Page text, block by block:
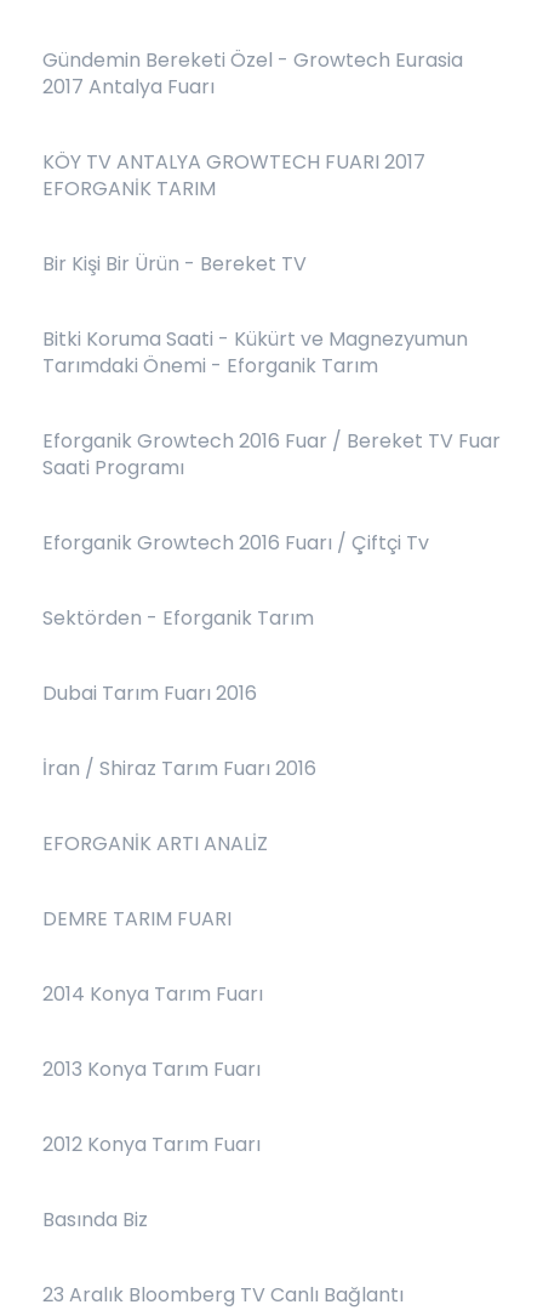
Gündemin Bereketi Özel - Growtech Eurasia
2017 Antalya Fuarı
KÖY TV ANTALYA GROWTECH FUARI 2017
EFORGANİK TARIM
Bir Kişi Bir Ürün - Bereket TV
Bitki Koruma Saati - Kükürt ve Magnezyumun
Tarımdaki Önemi - Eforganik Tarım
Eforganik Growtech 2016 Fuar / Bereket TV Fuar
Saati Programı
Eforganik Growtech 2016 Fuarı / Çiftçi Tv
Sektörden - Eforganik Tarım
Dubai Tarım Fuarı 2016
İran / Shiraz Tarım Fuarı 2016
EFORGANİK ARTI ANALİZ
DEMRE TARIM FUARI
2014 Konya Tarım Fuarı
2013 Konya Tarım Fuarı
2012 Konya Tarım Fuarı
Basında Biz
23 Aralık Bloomberg TV Canlı Bağlantı